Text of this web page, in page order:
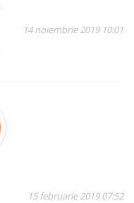
14 noiembrie 2019 10:01
15 februarie 2019 07:52